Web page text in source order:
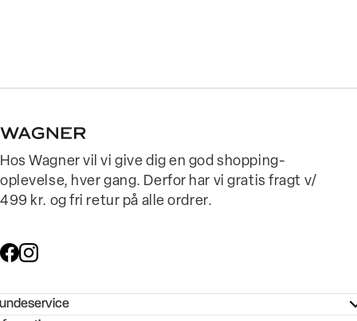
Hos Wagner vil vi give dig en god shopping-
oplevelse, hver gang. Derfor har vi gratis fragt v/
499 kr. og fri retur på alle ordrer.